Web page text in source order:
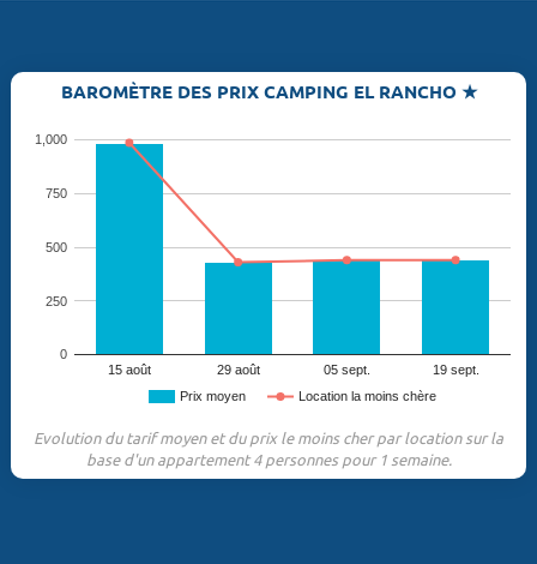
BAROMÈTRE DES PRIX CAMPING EL RANCHO ★
Prix moyen Location la moins chère
15 août 29 août 05 sept. 19 sept.
0
250
500
750
1,000
Evolution du tarif moyen et du prix le moins cher par location sur la
base d'un appartement 4 personnes pour 1 semaine.